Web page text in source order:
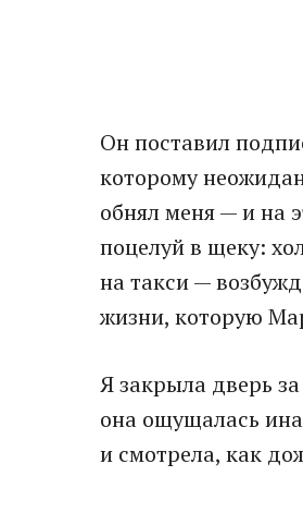
Он поставил
которому
обнял меня — и на
поцелуй в щеку:
на такси —
жизни, которую
Я закрыла дверь
она ощущалась
и смотрела, как